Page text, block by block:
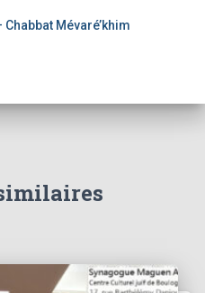
Mévaré’khim